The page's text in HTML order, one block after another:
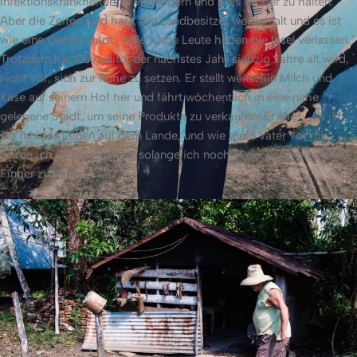
Nailan (8 Jahre alt).
Aber die Zeiten sind hart. Die Landbesitzer werden alt und es ist
wie eine Geisterstadt. Viele junge Leute haben die Insel verlassen.“
Trotzdem hat Osvaldito, der nächstes Jahr siebzig Jahre alt wird,
nicht vor, sich zur Ruhe zu setzen. Er stellt weiterhin Milch und
Käse auf seinem Hof her und fährt wöchentlich in eine nahe
gelegene Stadt, um seine Produkte zu verkaufen. Er sagt: „Es ist
ein ruhiges Leben auf dem Lande, und wie mein Vater vor mir
werde ich weiterarbeiten, solange ich noch in der Lage bin, einen
Finger zu heben.“